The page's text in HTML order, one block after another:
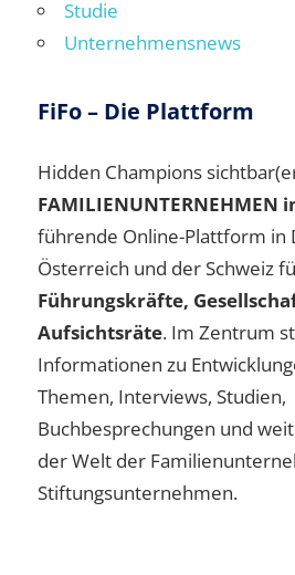
Studie
Unternehmensnews
FiFo – Die Plattform
Hidden Champions
FAMILIENUNTERNEHMEN
führende Online-Plattform in
Österreich und der Schweiz
Führungskräfte,
Aufsichtsräte. Im Zentrum
Informationen zu
Themen, Interviews, Studien,
Buchbesprechungen und
der Welt der
Stiftungsunternehmen.